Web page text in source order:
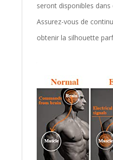
seront disponibles dans
Assurez-vous de
obtenir la silhouette